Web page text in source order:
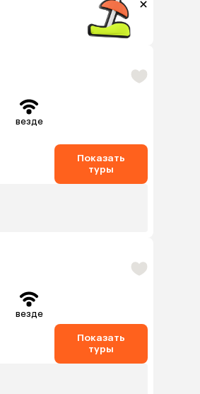
везде
Показать
туры
везде
Показать
туры